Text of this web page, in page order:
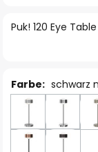
springen
Puk! 120 Eye
Farbe: schwarz